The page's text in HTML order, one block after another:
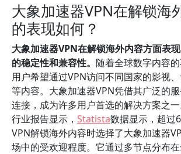
大象加速器VPN在解锁海
的表现如何？
大象加速器VPN在解锁海外内容方面表
的稳定性和兼容性。 随着全球数字内容
用户希望通过VPN访问不同国家的影视
等内容。大象加速器VPN凭借其广泛的
连接，成为许多用户首选的解决方案之
行业报告显示， Statista数据显示，超过
VPN解锁海外内容时选择了大象加速器
场中的受欢迎程度。它通过多节点分布